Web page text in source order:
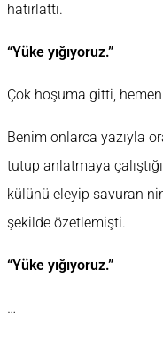
hatırlattı.
“Yüke yığıyoruz.”
Çok hoşuma gitti,
Benim onlarca yazıyla
tutup anlatmaya
külünü eleyip savuran
şekilde özetlemişti.
“Yüke yığıyoruz.”
…